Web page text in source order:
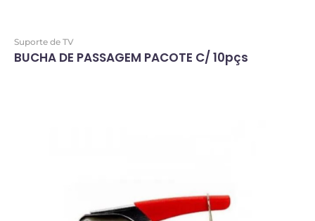
Suporte de TV
BUCHA DE PASSAGEM PACOTE C/ 10pçs